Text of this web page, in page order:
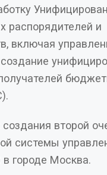
распорядителей и
включая
второй
системы
городе Москва.